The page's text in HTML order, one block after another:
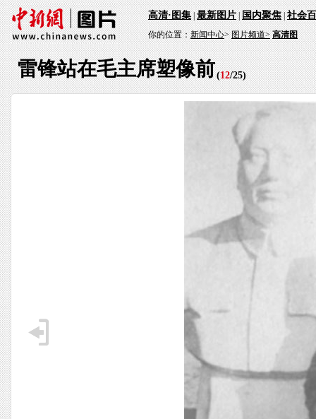
高清·图集|最新图片|国内聚焦|社会
你的位置：新闻中心>图片频道> 高清图
雷锋站在毛主席塑像前(12/25)